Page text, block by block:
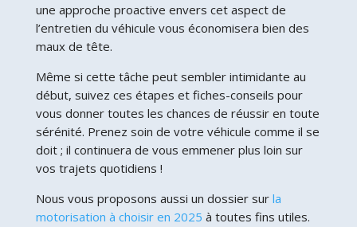
une approche proactive envers cet aspect de
l’entretien du véhicule vous économisera bien des
maux de tête.
Même si cette tâche peut sembler intimidante au
début, suivez ces étapes et fiches-conseils pour
vous donner toutes les chances de réussir en toute
sérénité. Prenez soin de votre véhicule comme il se
doit ; il continuera de vous emmener plus loin sur
vos trajets quotidiens !
Nous vous proposons aussi un dossier sur la
motorisation à choisir en 2025 à toutes fins utiles.